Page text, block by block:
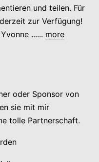
und teilen. Für
zur Verfügung!
...... more
oder Sponsor von
sie mit mir
tolle Partnerschaft.